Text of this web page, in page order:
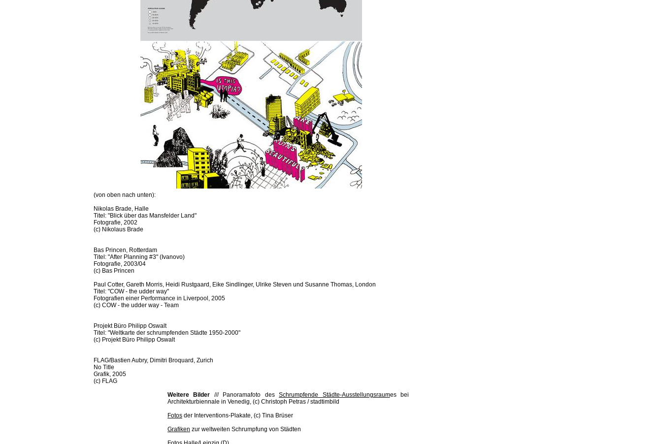
(von oben nach unten):
Nikolas Brade, Halle
Titel: "Blick über das Mansfelder Land"
Fotografie, 2002
(c) Nikolaus Brade
Bas Princen, Rotterdam
Titel: "After Planning #3" (Ivanovo)
Fotografie, 2003/04
(c) Bas Princen
Paul Cotter, Gareth Morris, Heidi Rustgaard, Eike Sindlinger, Ulrike Steven und Susanne Thomas, London
Titel: "COW - the udder way"
Fotografien einer Performance in Liverpool, 2005
(c) COW - the udder way - Team
Projekt Büro Philipp Oswalt
Titel: "Weltkarte der schrumpfenden Städte 1950-2000"
(c) Projekt Büro Philipp Oswalt
FLAG/Bastien Aubry, Dimitri Broquard, Zurich
No Title
Grafik, 2005
(c) FLAG
Weitere Bilder /// Panoramafoto desSchrumpfende Städte-Ausstellungsraumes bei
Architekturbiennale in Venedig, (c) Christoph Petras / stadtimbild
Fotos der Interventions-Plakate, (c) Tina Brüser
Grafiken zur weltweiten Schrumpfung von Städten